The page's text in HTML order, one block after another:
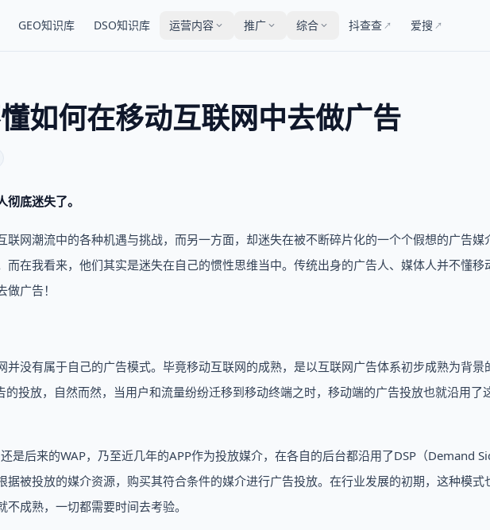
GEO知识库 DSO知识库 运营内容 推广 综合 抖查查 ↗ 爱搜 ↗
如何在移动互联网中去做广告
底迷失了。
联网潮流中的各种机遇与挑战，而另一方面，却迷失在被不断碎片化的一个个假想的广告媒
而在我看来，他们其实是迷失在自己的惯性思维当中。传统出身的广告人、媒体人并不懂移
广告！
并没有属于自己的广告模式。毕竟移动互联网的成熟，是以互联网广告体系初步成熟为背景
的投放，自然而然，当用户和流量纷纷迁移到移动终端之时，移动端的广告投放也就沿用了
是后来的WAP，乃至近几年的APP作为投放媒介，在各自的后台都沿用了DSP（Demand
被投放的媒介资源，购买其符合条件的媒介进行广告投放。在行业发展的初期，这种模式
成熟，一切都需要时间去考验。